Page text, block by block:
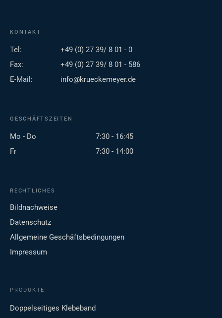
KONTAKT
Tel:
+49 (0) 27 39/ 8 01 - 0
Fax:
+49 (0) 27 39/ 8 01 - 586
E-Mail:
info@krueckemeyer.de
GESCHÄFTSZEITEN
Mo - Do
7:30 - 16:45
Fr
7:30 - 14:00
RECHTLICHES
Bildnachweise
Datenschutz
Allgemeine Geschäftsbedingungen
Impressum
PRODUKTE
Doppelseitiges Klebeband